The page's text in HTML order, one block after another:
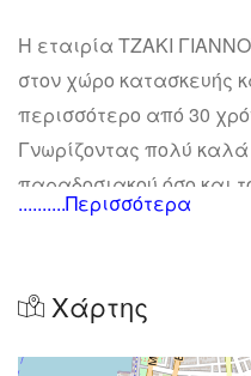
Η εταιρία ΤΖΑΚΙ
στον χώρο κατασκευής
περισσότερο από 30
Γνωρίζοντας πολύ καλά
παραδοσιακού όσο και
τζακιού και
τοποθέτηση πέτρας
γρανίτη, έχει
καλύτερες και πλέον
..........Περισσότερα
Χάρτης